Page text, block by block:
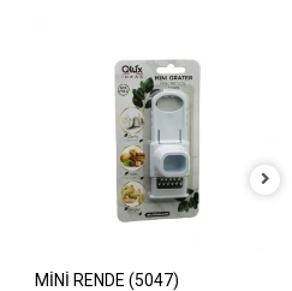
MİNİ RENDE (5047)